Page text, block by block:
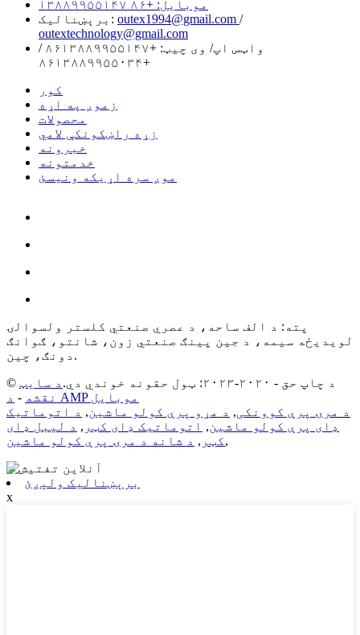
موبایل: +۸۶ ۱۳۸۸۹۹۵۵۱۴۷
برېښنالیک: outex1994@gmail.com /
outextechnology@gmail.com
واټس اپ/ وی چیټ: +۸۶۱۳۸۸۹۹۵۵۱۴۷
/
+۸۶۱۳۸۸۹۹۵۵۰۳۴
کور
زموږ په اړه
محصولات
زړه راښکونکې لامي
خبرونه
خدمتونه
موږ سره اړیکه ونیسئ
پته: د الف ساحه، د عصري صنعتي کلستر ولسوالۍ
لویدیځه سیمه، د جین پینګ صنعتي زون، شانتو، ګوانګ
دونګ، چین.
© د چاپ حق - ۲۰۲۰-۲۰۲۳: ټول حقونه خوندي دي.
د سایټ
نقشه -
د AMP موبایل
د مرۍ پرې کوونکی, د مړو پرې کولو ماشین, د اتوماتیک
ډای پرې کولو ماشین, اتوماتیک ډای کټر , د لیبل ډای
کټر , د شانه د مرۍ پرې کولو ماشین ,
برېښنالیک ولېږئ
x